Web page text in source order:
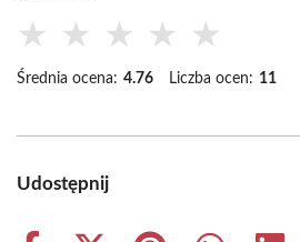
★ ★ ★ ★ ★
Średnia ocena: 4.76 Liczba ocen: 11
Udostępnij